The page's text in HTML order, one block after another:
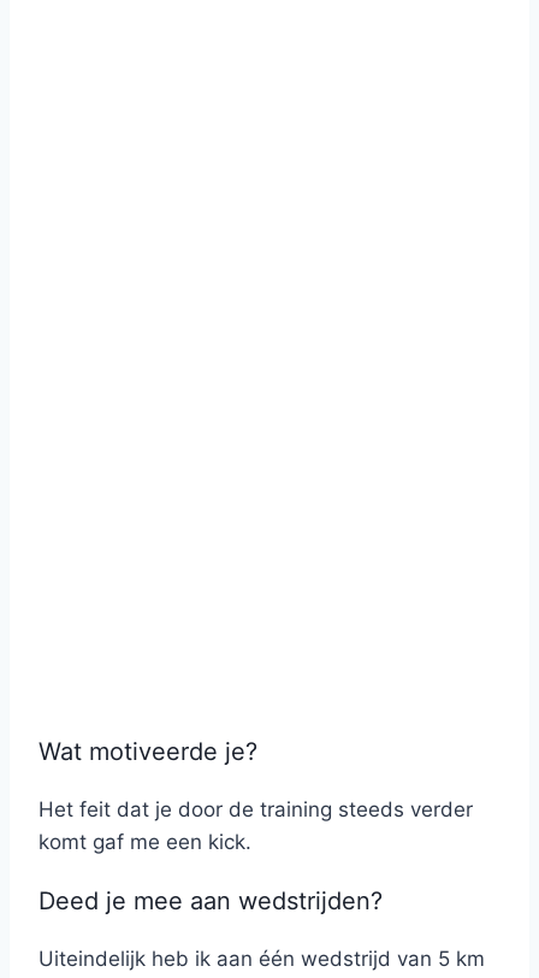
Wat motiveerde je?
Het feit dat je door de training steeds verder
komt gaf me een kick.
Deed je mee aan wedstrijden?
Uiteindelijk heb ik aan één wedstrijd van 5 km